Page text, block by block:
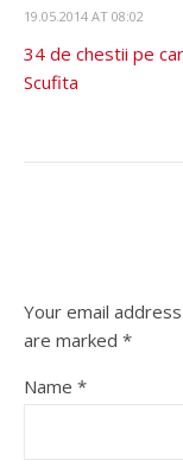
19.05.2014 AT 08:02
34 de chestii pe
Scufita
Your email
are marked *
Name *